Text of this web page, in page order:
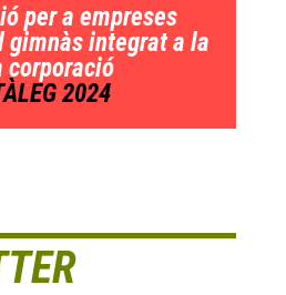
per a empreses
gimnàs integrat a la
corporació
2024